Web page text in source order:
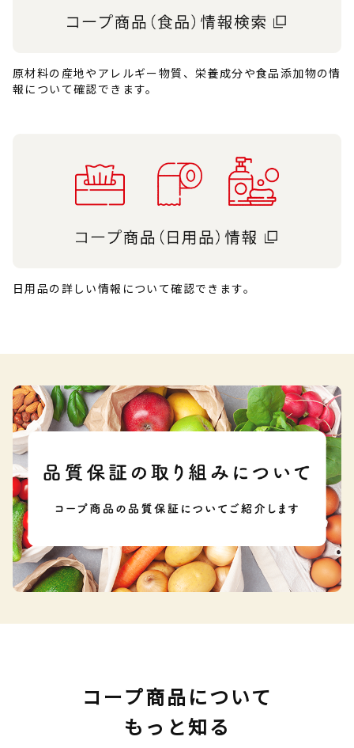
原材料の産地やアレルギー物質、栄養成分や食品添加物の情
報について確認できます。
日用品の詳しい情報について確認できます。
コープ商品について
もっと知る